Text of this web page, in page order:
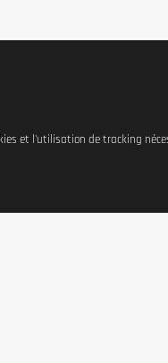
et l'utilisation de tracking